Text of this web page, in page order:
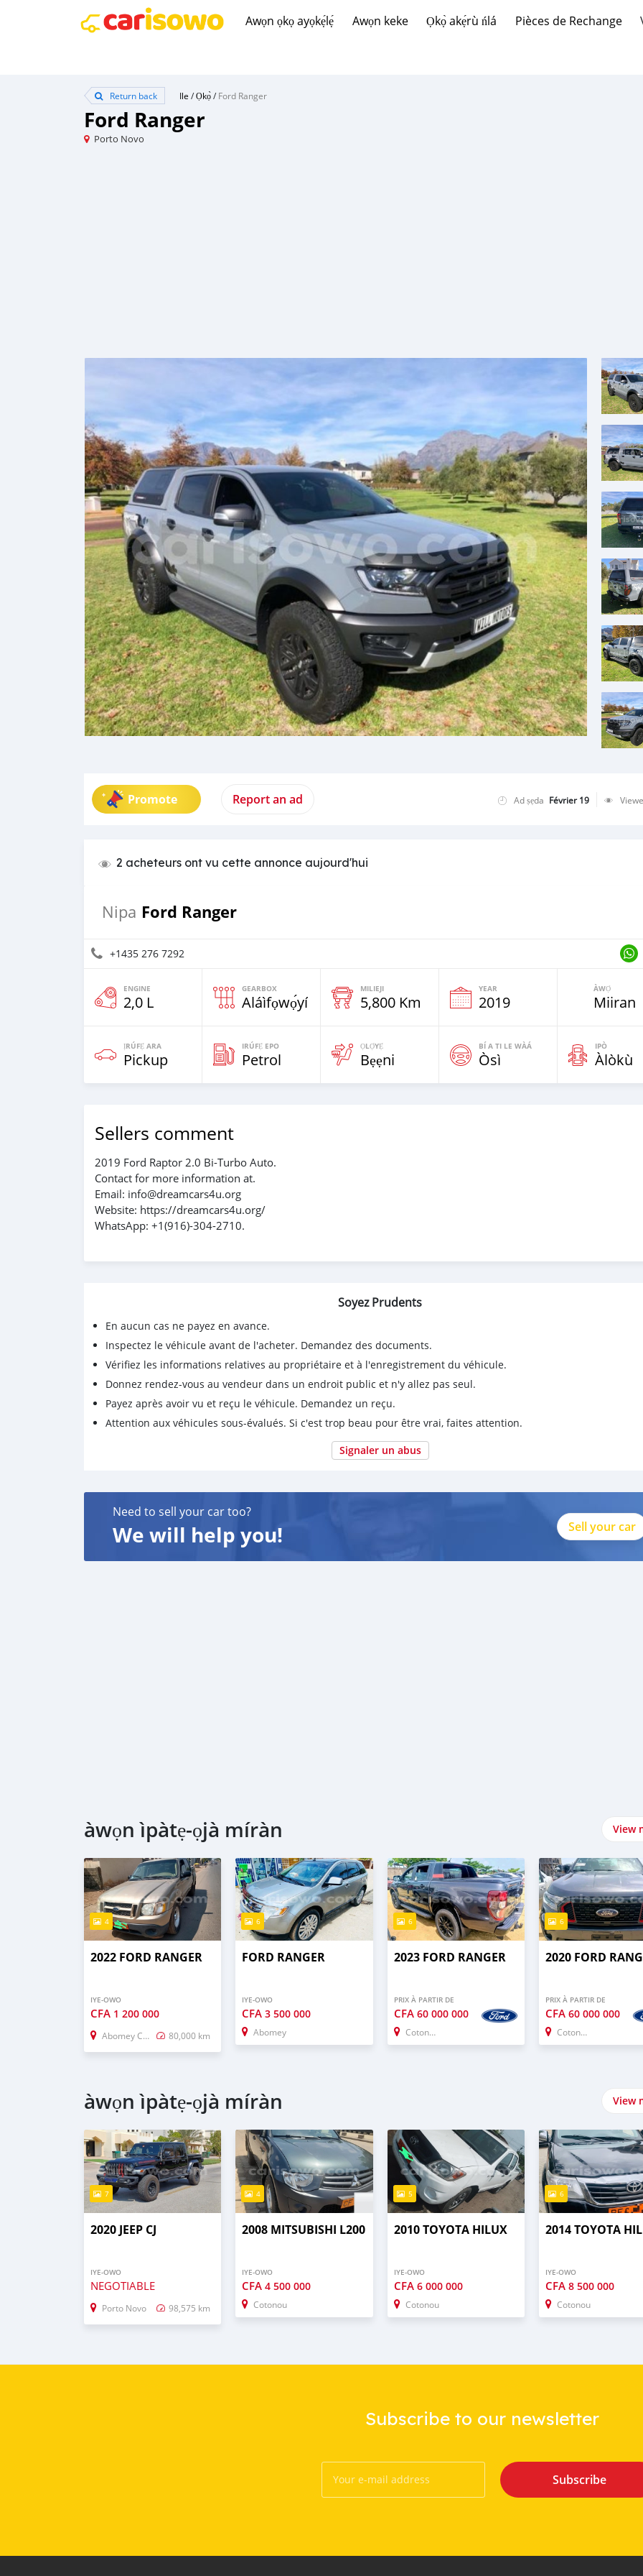
Awọn ọkọ ayọkẹ́lẹ́ Awọn keke Ọkọ̀ akẹ́rù ńlá Pièces de Rechange
Return back Ile /Ọkọ̀/Ford Ranger
Ford Ranger
Porto Novo
Promote Report an ad Ad ṣẹda Février 19
2 acheteurs ont vu cette annonce aujourd'hui
Nipa Ford Ranger
+1435 276 7292
ENGINE
2,0 L
GEARBOX
Aláìfọwọ́yí
MILIEJI
5,800 Km
YEAR
2019
ÀWỌ̀
Miiran
ỊRÚFẸ́ ARA
Pickup
IRÚFẸ́ EPO
Petrol
ỌLỌ́YẸ́
Bẹẹni
BÍ A TI LE WÀÁ
Òsì
IPÒ
Àlòkù
Sellers comment
2019 Ford Raptor 2.0 Bi-Turbo Auto.
Contact for more information at.
Email: info@dreamcars4u.org
Website: https://dreamcars4u.org/
WhatsApp: +1(916)-304-2710.
Soyez Prudents
En aucun cas ne payez en avance.
Inspectez le véhicule avant de l'acheter. Demandez des documents.
Vérifiez les informations relatives au propriétaire et à l'enregistrement du véhicule.
Donnez rendez-vous au vendeur dans un endroit public et n'y allez pas seul.
Payez après avoir vu et reçu le véhicule. Demandez un reçu.
Attention aux véhicules sous-évalués. Si c'est trop beau pour être vrai, faites attention.
Signaler un abus
Need to sell your car too?
We will help you! Sell your car
àwọn ìpàtẹ-ọjà míràn View
4
2022 FORD RANGER
IYE-OWO
CFA 1 200 000
Abomey Calavi 80,000 km
6
FORD RANGER
IYE-OWO
CFA3 500 000
Abomey
6
2023 FORD RANGER
PRIX À PARTIR DE
CFA 60 000 000
Cotonou
6
2020 FORD
PRIX À PARTIR DE
CFA 60 000 000
Cotonou
àwọn ìpàtẹ-ọjà míràn View
7
2020 JEEP CJ
IYE-OWO
NEGOTIABLE
Porto Novo 98,575 km
4
2008 MITSUBISHI L200
IYE-OWO
CFA4 500 000
Cotonou
5
2010 TOYOTA HILUX
IYE-OWO
CFA 6 000 000
Cotonou
6
2014 TOYOTA
IYE-OWO
CFA 8 500 000
Cotonou
Subscribe to our newsletter
Subscribe